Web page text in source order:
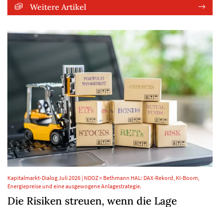
Weitere Artikel
Kapitalmarkt-Dialog Juli 2026 | NDOZ × Bethmann HAL: DAX-Rekord, KI-Boom,
Energiepreise und eine ausgewogene Anlagestrategie.
Die Risiken streuen, wenn die Lage